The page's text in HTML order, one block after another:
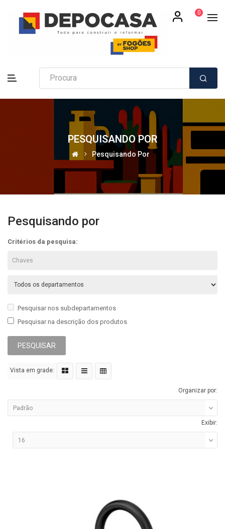
0
PESQUISANDO POR
Pesquisando Por
Pesquisando por
Critérios da pesquisa:
Pesquisar nos subdepartamentos
Pesquisar na descrição dos produtos
Vista em grade:
Organizar por:
Exibir: